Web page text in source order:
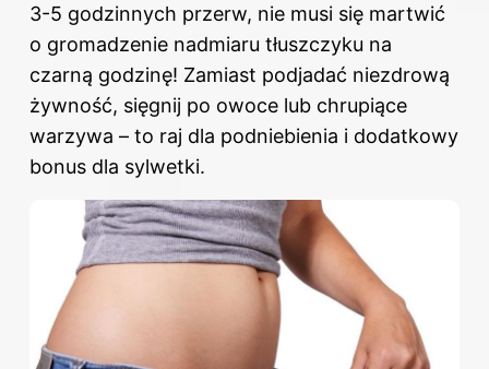
3-5 godzinnych przerw, nie musi się martwić
o gromadzenie nadmiaru tłuszczyku na
czarną godzinę! Zamiast podjadać niezdrową
żywność, sięgnij po owoce lub chrupiące
warzywa – to raj dla podniebienia i dodatkowy
bonus dla sylwetki.